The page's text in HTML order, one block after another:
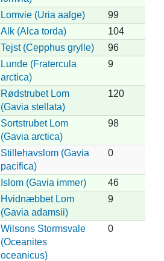
Lomvie (Uria aalge)
99
Alk (Alca torda)
104
Tejst (Cepphus grylle)
96
Lunde (Fratercula
arctica)
9
Rødstrubet Lom
(Gavia stellata)
120
Sortstrubet Lom
(Gavia arctica)
98
Stillehavslom (Gavia
pacifica)
0
Islom (Gavia immer)
46
Hvidnæbbet Lom
(Gavia adamsii)
9
Wilsons Stormsvale
(Oceanites
oceanicus)
0